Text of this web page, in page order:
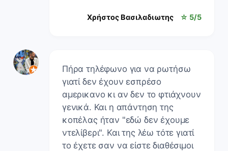
Χρήστος Βασιλαδιωτης ☆ 5/5
Πήρα τηλέφωνο για να ρωτήσω
γιατί δεν έχουν εσπρέσο
αμερικανο κι αν δεν το φτιάχνουν
γενικά. Και η απάντηση της
κοπέλας ήταν "εδώ δεν έχουμε
ντελίβερι". Και της λέω τότε γιατί
το έχετε σαν να είστε διαθέσιμοι